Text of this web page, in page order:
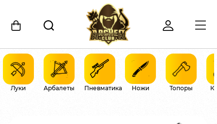
Луки Арбалеты Пневматика Ножи Топоры